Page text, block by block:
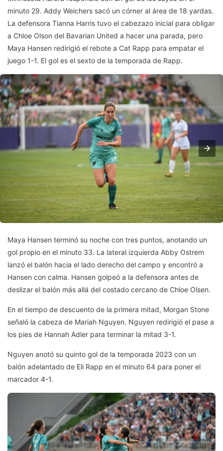
minuto 29. Addy Weichers sacó un córner al área de 18 yardas.
La defensora Tianna Harris tuvo el cabezazo inicial para obligar
a Chloe Olson del Bavarian United a hacer una parada, pero
Maya Hansen redirigió el rebote a Cat Rapp para empatar el
juego 1-1. El gol es el sexto de la temporada de Rapp.
Maya Hansen terminó su noche con tres puntos, anotando un
gol propio en el minuto 33. La lateral izquierda Abby Ostrem
lanzó el balón hacia el lado derecho del campo y encontró a
Hansen con calma. Hansen golpeó a la defensora antes de
deslizar el balón más allá del costado cercano de Chloe Olsen.
En el tiempo de descuento de la primera mitad, Morgan Stone
señaló la cabeza de Mariah Nguyen. Nguyen redirigió el pase a
los pies de Hannah Adler para terminar la mitad 3-1.
Nguyen anotó su quinto gol de la temporada 2023 con un
balón adelantado de Eli Rapp en el minuto 64 para poner el
marcador 4-1.